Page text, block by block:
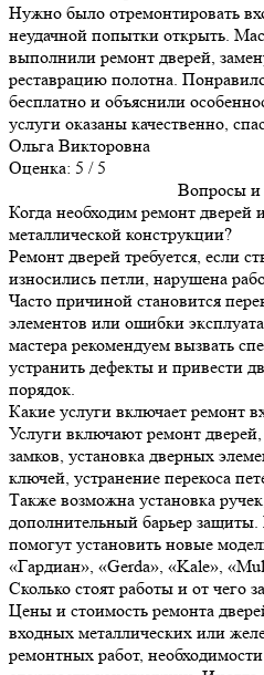
Нужно было отремонтировать
неудачной попытки открыть.
выполнили ремонт дверей,
реставрацию полотна.
бесплатно и объяснили
услуги оказаны качественно,
Ольга Викторовна
Оценка: 5 / 5
Вопросы и
Когда необходим ремонт дверей
металлической конструкции?
Ремонт дверей требуется, если
износились петли, нарушена
Часто причиной становится
элементов или ошибки
мастера рекомендуем вызвать
устранить дефекты и привести
порядок.
Какие услуги включает ремонт
Услуги включают ремонт дверей,
замков, установка дверных
ключей, устранение перекоса
Также возможна установка
дополнительный барьер
помогут установить новые
«Гардиан», «Gerda», «Kale»,
Сколько стоят работы и от чего
Цены и стоимость ремонта
входных металлических или
ремонтных работ,